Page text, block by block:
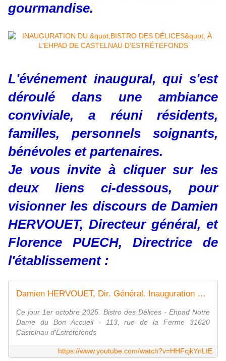
gourmandise.
L'événement inaugural, qui s'est
déroulé dans une ambiance
conviviale, a réuni résidents,
familles, personnels soignants,
bénévoles et partenaires.
Je vous invite à cliquer sur les
deux liens ci-dessous, pour
visionner les discours de Damien
HERVOUET, Directeur général, et
Florence PUECH, Directrice de
l'établissement :
Damien HERVOUET, Dir. Général. Inauguration Bistro des Délices. Ehpad Ndba Castelnau d'Estrétefonds
Ce jour 1er octobre 2025. Bistro des Délices - Ehpad Notre
Dame du Bon Accueil - 113, rue de la Ferme 31620
Castelnau d'Estrétefonds
https://www.youtube.com/watch?v=HHFcjkYnLtE